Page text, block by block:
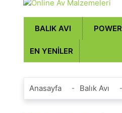
BALIK AVI
EN YENILER
Anasayfa Balık Avı